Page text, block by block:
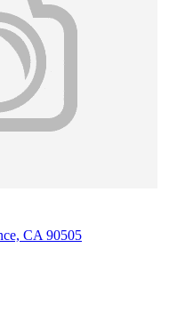
CA 90505